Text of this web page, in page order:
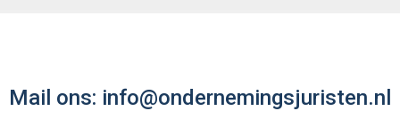
Mail ons: info@ondernemingsjuristen.nl